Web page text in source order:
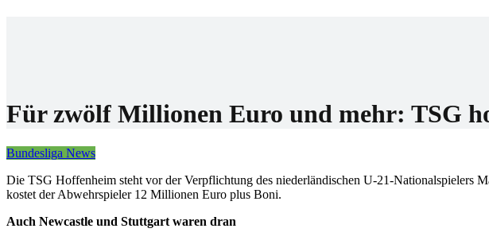
Für zwölf Millionen Euro und mehr: TSG
Bundesliga News
Die TSG Hoffenheim steht vor der Verpflichtung des niederländischen U-21-Nationalspielers
kostet der Abwehrspieler 12 Millionen Euro plus Boni.
Auch Newcastle und Stuttgart waren dran